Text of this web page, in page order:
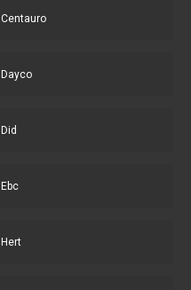
Centauro
Dayco
Did
Ebc
Hert